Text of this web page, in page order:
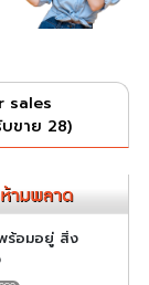
sales
ขาย 28)
ร้อมอยู่ สิ่ง